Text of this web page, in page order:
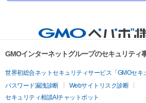
GMOインターネットグループのセキュリティ
世界初総合ネットセキュリティサービス「GMOセキ
パスワード漏洩診断
Webサイトリスク診断
セキュリティ相談AIチャットボット